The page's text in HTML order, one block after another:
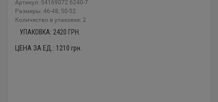
Артикул: 54169072 6240-7
Размеры: 46-48, 50-52
Количество в упаковке: 2
УПАКОВКА: 2420 ГРН.
ЦЕНА ЗА ЕД.: 1210 грн.